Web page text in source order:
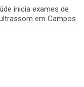
inicia exames de
em Campos